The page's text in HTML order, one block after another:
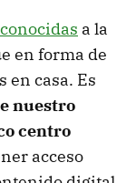
a la
en forma de
en casa. Es
nuestro
centro
acceso